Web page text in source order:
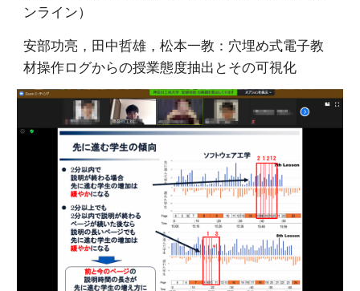
ンライン）
安部功亮，田中哲雄，松本一教：穴埋め式電子教
材操作ログからの授業態度抽出とその可視化